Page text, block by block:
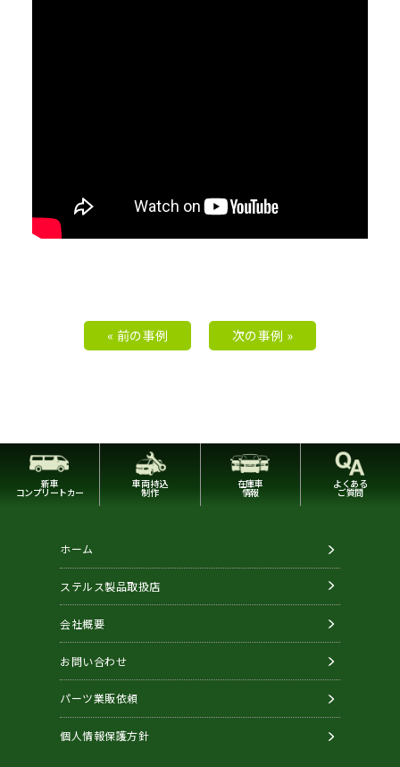
« 前の事例 次の事例 »
新車
コンプリートカー
車両持込
制作
在庫車
情報
よくある
ご質問
ホーム
ステルス製品取扱店
会社概要
お問い合わせ
パーツ業販依頼
個人情報保護方針